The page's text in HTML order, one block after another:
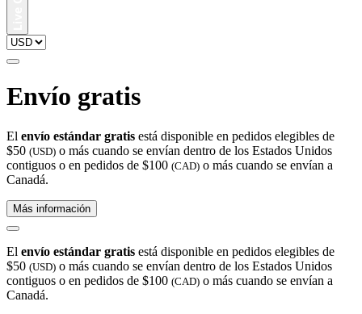
Envío gratis
El envío estándar gratis está disponible en pedidos elegibles de
$50 (USD) o más cuando se envían dentro de los Estados Unidos
contiguos o en pedidos de $100 (CAD) o más cuando se envían a
Canadá.
Más información
El envío estándar gratis está disponible en pedidos elegibles de
$50 (USD) o más cuando se envían dentro de los Estados Unidos
contiguos o en pedidos de $100 (CAD) o más cuando se envían a
Canadá.